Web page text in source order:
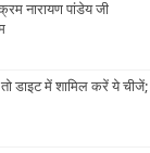
नारायण पांडेय जी
तो डाइट में शामिल करें ये चीजें;